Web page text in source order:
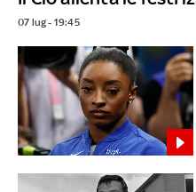
07 lug - 19:45